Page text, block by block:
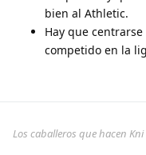
bien al Athletic.
Hay que
competido en la
Los caballeros que hacen Kni